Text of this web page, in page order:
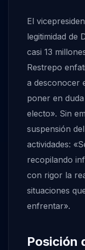
El
legitimidad de
casi 13
Restrepo
a desconocer
poner en
electo». Sin
suspensión
actividades:
recopilando
con rigor la
situaciones
enfrentar».
Posición